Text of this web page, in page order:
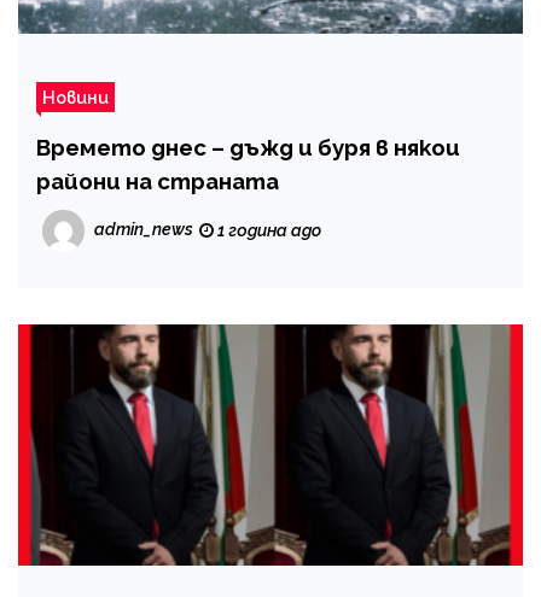
Новини
Времето днес – дъжд и буря в някои
райони на страната
admin_news 1 година ago